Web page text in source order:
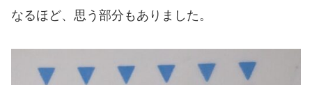
なるほど、思う部分もありました。